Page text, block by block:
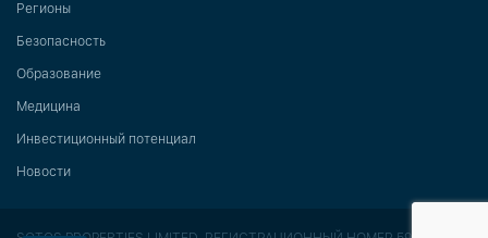
Регионы
Безопасность
Образование
Медицина
Инвестиционный потенциал
Новости